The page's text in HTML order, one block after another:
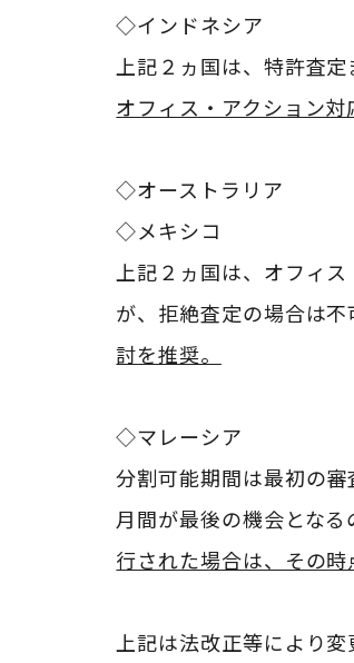
◇インドネシア
上記２ヵ国は、特許査
オフィス・アクション対
◇オーストラリア
◇メキシコ
上記２ヵ国は、オフィ
が、拒絶査定の場合は不
討を推奨。
◇マレーシア
分割可能期間は最初の審
月間が最後の機会となる
行された場合は、その時
上記は法改正等により